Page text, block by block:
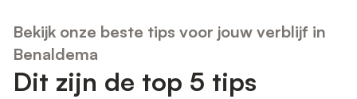
Bekijk onze beste tips voor jouw verblijf in
Benaldema
Dit zijn de top 5 tips